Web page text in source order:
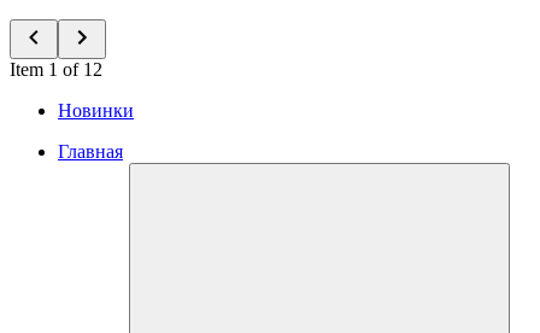
Item 1 of 12
Новинки
Главная